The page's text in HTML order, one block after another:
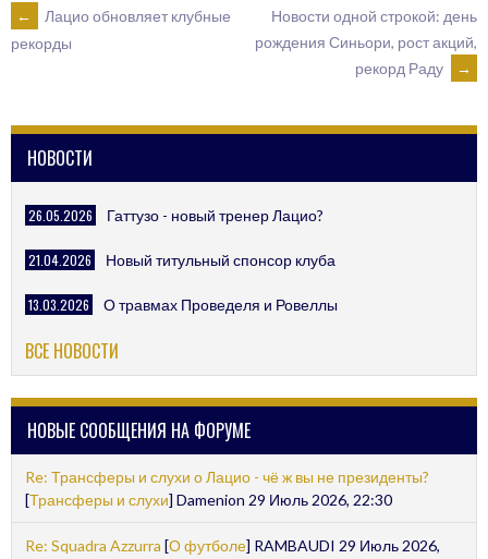
POST
←
Лацио обновляет клубные
рекорды
Новости одной строкой: день
рождения Синьори, рост акций,
рекорд Раду
→
НОВОСТИ
26.05.2026 Гаттузо - новый тренер Лацио?
21.04.2026 Новый титульный спонсор клуба
13.03.2026 О травмах Проведеля и Ровеллы
ВСЕ НОВОСТИ
НОВЫЕ СООБЩЕНИЯ НА ФОРУМЕ
Re: Трансферы и слухи о Лацио - чё ж вы не президенты?
[Трансферы и слухи] Damenion 29 Июль 2026, 22:30
Re: Squadra Azzurra [О футболе] RAMBAUDI 29 Июль 2026,